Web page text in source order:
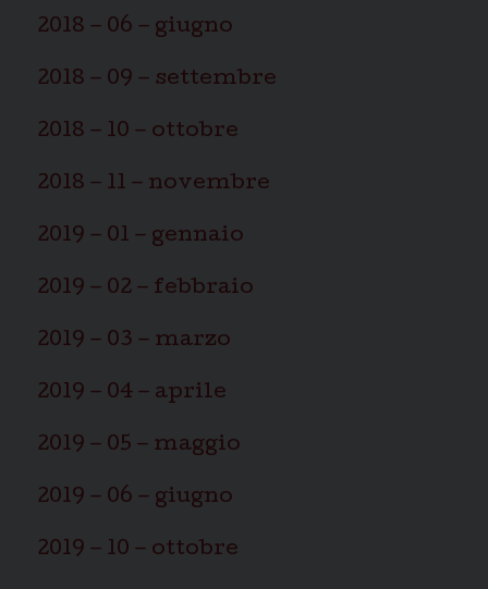
2018 – 06 – giugno
2018 – 09 – settembre
2018 – 10 – ottobre
2018 – 11 – novembre
2019 – 01 – gennaio
2019 – 02 – febbraio
2019 – 03 – marzo
2019 – 04 – aprile
2019 – 05 – maggio
2019 – 06 – giugno
2019 – 10 – ottobre